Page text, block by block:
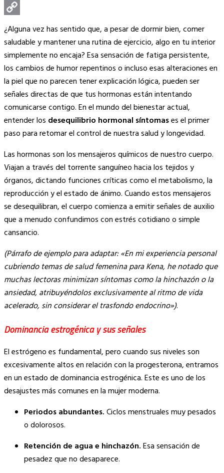
WhatsApp
Copy
Link
¿Alguna vez has sentido que, a pesar de dormir bien, comer
saludable y mantener una rutina de ejercicio, algo en tu interior
simplemente no encaja? Esa sensación de fatiga persistente,
los cambios de humor repentinos o incluso esas alteraciones en
la piel que no parecen tener explicación lógica, pueden ser
señales directas de que tus hormonas están intentando
comunicarse contigo. En el mundo del bienestar actual,
entender los desequilibrio hormonal síntomases el primer
paso para retomar el control de nuestra salud y longevidad.
Las hormonas son los mensajeros químicos de nuestro cuerpo.
Viajan a través del torrente sanguíneo hacia los tejidos y
órganos, dictando funciones críticas como el metabolismo, la
reproducción y el estado de ánimo. Cuando estos mensajeros
se desequilibran, el cuerpo comienza a emitir señales de auxilio
que a menudo confundimos con estrés cotidiano o simple
cansancio.
(Párrafo de ejemplo para adaptar: «En mi experiencia personal
cubriendo temas de salud femenina para Kena, he notado que
muchas lectoras minimizan síntomas como la hinchazón o la
ansiedad, atribuyéndolos exclusivamente al ritmo de vida
acelerado, sin considerar el trasfondo endocrino»).
Dominancia estrogénica y sus señales
El estrógeno es fundamental, pero cuando sus niveles son
excesivamente altos en relación con la progesterona, entramos
en un estado de dominancia estrogénica. Este es uno de los
desajustes más comunes en la mujer moderna.
Periodos abundantes.Ciclos menstruales muy pesados
o dolorosos.
Retención de agua e hinchazón.Esa sensación de
pesadez que no desaparece.